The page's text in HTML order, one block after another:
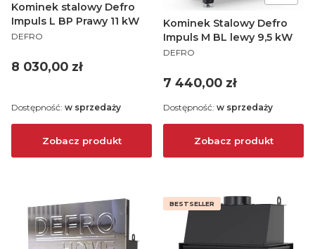
Kominek stalowy Defro
Impuls L BP Prawy 11 kW
PRODUCENT
DEFRO
Cena
8 030,00 zł
Zobacz produkt
Dostępność: w sprzedaży
Kominek Stalowy Defro
Impuls M BL lewy 9,5 kW
PRODUCENT
DEFRO
Cena
7 440,00 zł
Zobacz produkt
Dostępność: w sprzedaży
BESTSELLER